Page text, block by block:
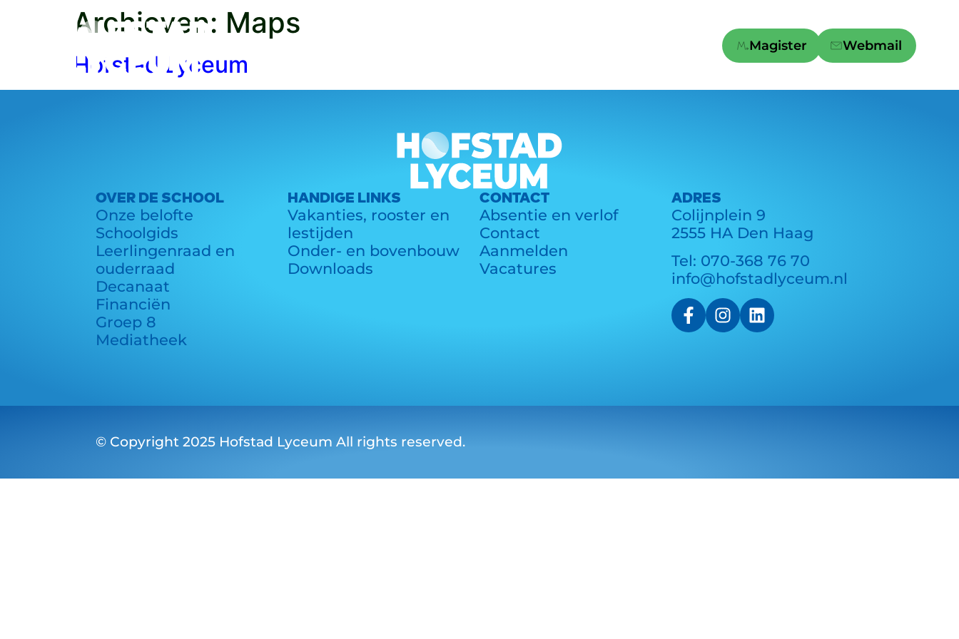
School Magister Webmail
Archieven: Maps
Hofstad Lyceum
OVER DE SCHOOL
Onze belofte
Schoolgids
Leerlingenraad en
ouderraad
Decanaat
Financiën
Groep 8
Mediatheek
HANDIGE LINKS
Vakanties, rooster en
lestijden
Onder- en bovenbouw
Downloads
CONTACT
Absentie en verlof
Contact
Aanmelden
Vacatures
ADRES
Colijnplein 9
2555 HA Den Haag
Tel: 070-368 76 70
info@hofstadlyceum.nl
© Copyright 2025 Hofstad Lyceum All rights reserved.